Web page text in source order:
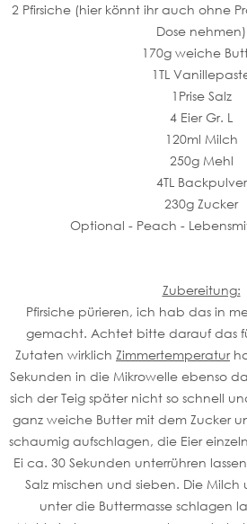
2 Pfirsiche (hier könnt ihr auch ohne
Dose nehmen)
170g weiche
1TL
1Prise Salz
4 Eier Gr. L
120ml Milch
250g Mehl
4TL Backpulver
230g Zucker
Optional - Peach -
Zubereitung:
Pfirsiche pürieren, ich hab das in
gemacht. Achtet bitte darauf das
Zutaten wirklich Zimmertemperatur
Sekunden in die Mikrowelle ebenso
sich der Teig später nicht so schnell
ganz weiche Butter mit dem Zucker
schaumig aufschlagen, die Eier
Ei ca. 30 Sekunden unterrühren
Salz mischen und sieben. Die Milch
unter die Buttermasse schlagen